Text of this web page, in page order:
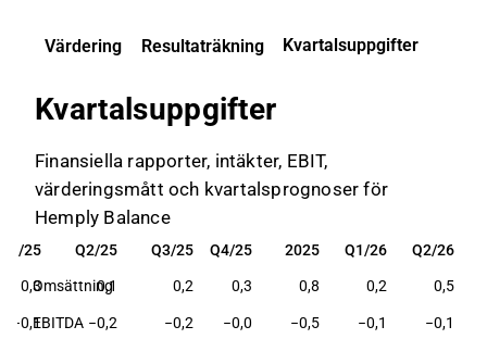
Värdering Resultaträkning Kvartalsuppgifter
Kvartalsuppgifter
Finansiella rapporter, intäkter, EBIT,
värderingsmått och kvartalsprognoser för
Hemply Balance
Q1/25 Q2/25 Q3/25 Q4/25 2025 Q1/26 Q2/26
Q1/25 Q2/25 Q3/25 Q4/25 2025 Q1/26 Q2/26
Omsättning
0,3 0,1 0,2 0,3 0,8 0,2 0,5
EBITDA
−0,1 −0,2 −0,2 −0,0 −0,5 −0,1 −0,1